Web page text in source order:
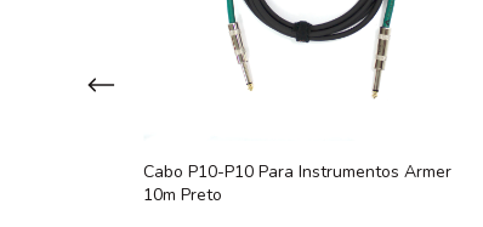
Cabo P10-P10 Para Instrumentos Armer
10m Preto